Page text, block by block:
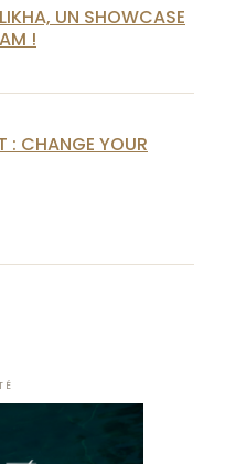
UN SHOWCASE
!
: CHANGE YOUR